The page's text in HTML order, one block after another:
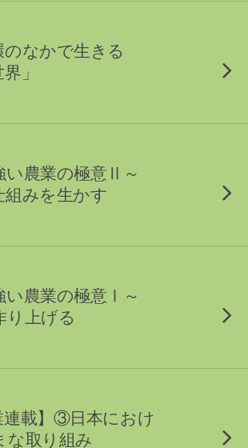
なかで生きる
」
い農業の極意Ⅱ～
みを生かす
い農業の極意Ⅰ～
り上げる
連載】③日本におけ
な取り組み